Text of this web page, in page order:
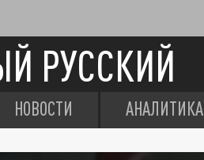
РУССКИЙ
НОВОСТИ АНАЛИТИКА